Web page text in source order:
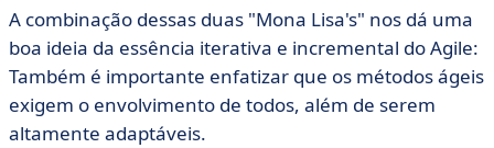
A combinação dessas duas "Mona Lisa's" nos dá uma
boa ideia da essência iterativa e incremental do Agile:
Também é importante enfatizar que os métodos ágeis
exigem o envolvimento de todos, além de serem
altamente adaptáveis.